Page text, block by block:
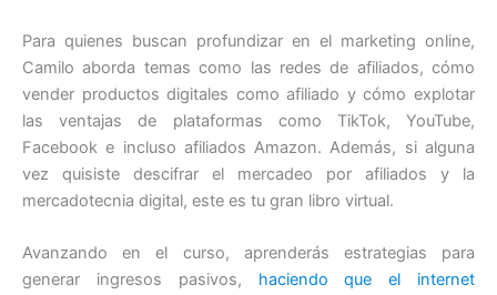
Para quienes buscan profundizar en el marketing online,
Camilo aborda temas como las redes de afiliados, cómo
vender productos digitales como afiliado y cómo explotar
las ventajas de plataformas como TikTok, YouTube,
Facebook e incluso afiliados Amazon. Además, si alguna
vez quisiste descifrar el mercadeo por afiliados y la
mercadotecnia digital, este es tu gran libro virtual.
Avanzando en el curso, aprenderás estrategias para
generar ingresos pasivos, haciendo que el internet